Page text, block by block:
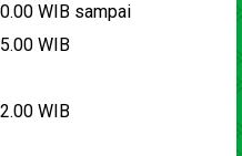
WIB sampai
WIB
WIB